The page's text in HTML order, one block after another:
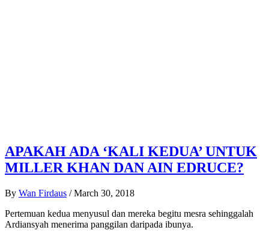
APAKAH ADA ‘KALI KEDUA’ UNTUK
MILLER KHAN DAN AIN EDRUCE?
By Wan Firdaus / March 30, 2018
Pertemuan kedua menyusul dan mereka begitu mesra sehinggalah
Ardiansyah menerima panggilan daripada ibunya.